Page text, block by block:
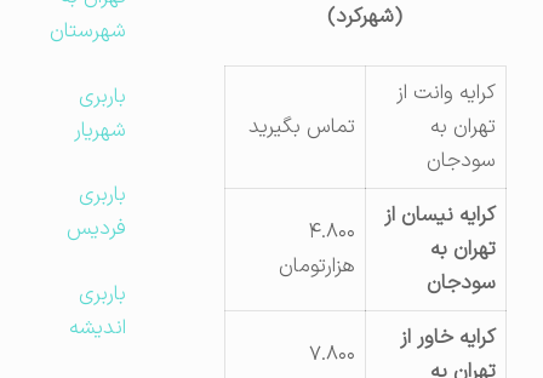
(شهرکرد)
کرایه وانت از
تهران به
سودجان
تماس بگیرید
کرایه نیسان از
تهران به
سودجان
۴.۸۰۰
هزارتومان
کرایه خاور از
تهران به
۷.۸۰۰
شهرستان
باربری
شهریار
باربری
فردیس
باربری
اندیشه